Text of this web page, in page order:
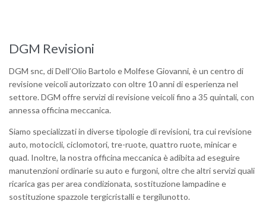
DGM Revisioni
DGM snc, di Dell’Olio Bartolo e Molfese Giovanni, è un centro di
revisione veicoli autorizzato con oltre 10 anni di esperienza nel
settore. DGM offre servizi di revisione veicoli fino a 35 quintali, con
annessa officina meccanica.
Siamo specializzati in diverse tipologie di revisioni, tra cui revisione
auto, motocicli, ciclomotori, tre-ruote, quattro ruote, minicar e
quad. Inoltre, la nostra officina meccanica è adibita ad eseguire
manutenzioni ordinarie su auto e furgoni, oltre che altri servizi quali
ricarica gas per area condizionata, sostituzione lampadine e
sostituzione spazzole tergicristalli e tergilunotto.